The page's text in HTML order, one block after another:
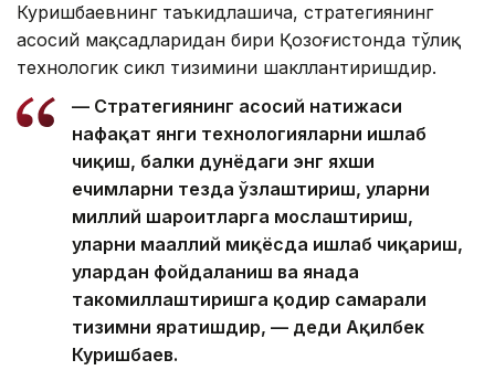
Куришбаевнинг таъкидлашича, стратегиянинг
асосий мақсадларидан бири Қозоғистонда тўлиқ
технологик сикл тизимини шакллантиришдир.
— Стратегиянинг асосий натижаси
нафақат янги технологияларни ишлаб
чиқиш, балки дунёдаги энг яхши
ечимларни тезда ўзлаштириш, уларни
миллий шароитларга мослаштириш,
уларни маҳаллий миқёсда ишлаб чиқариш,
улардан фойдаланиш ва янада
такомиллаштиришга қодир самарали
тизимни яратишдир, — деди Ақилбек
Куришбаев.